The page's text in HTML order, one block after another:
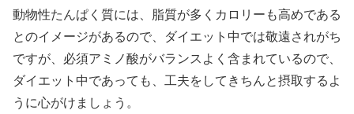
動物性たんぱく質には、脂質が多くカロリーも高めである
とのイメージがあるので、ダイエット中では敬遠されがち
ですが、必須アミノ酸がバランスよく含まれているので、
ダイエット中であっても、工夫をしてきちんと摂取するよ
うに心がけましょう。